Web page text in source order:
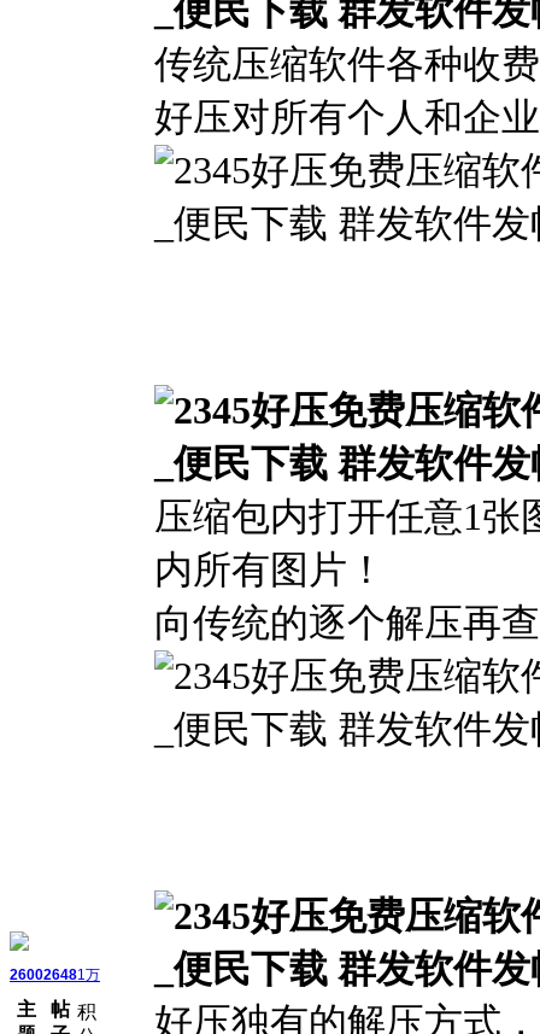
2600
主
2648
帖
1万
积
传统压缩软件各种收
好压对所有个人和企
压缩包内打开任意1
内所有图片！
向传统的逐个解压再
好压独有的解压方式